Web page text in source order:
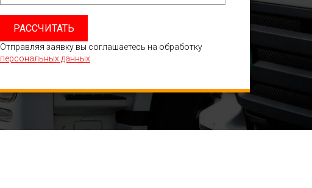
РАССЧИТАТЬ
Отправляя заявку вы соглашаетесь на обработку
персональных данных